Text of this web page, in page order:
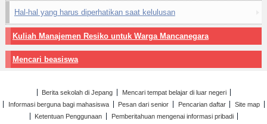
Hal-hal yang harus diperhatikan saat kelulusan
Kuliah Manajemen Resiko untuk Warga Mancanegara
Mencari beasiswa
Berita sekolah di Jepang
Mencari tempat belajar di luar negeri
Informasi berguna bagi mahasiswa
Pesan dari senior Pencarian daftar
Site map
Ketentuan Penggunaan
Pemberitahuan mengenai informasi pribadi